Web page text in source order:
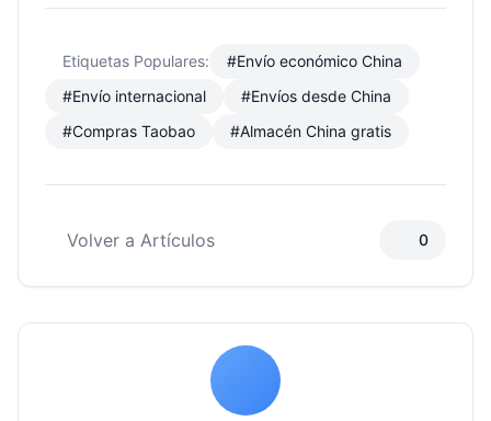
Etiquetas Populares:
#Envío económico China
#Envío internacional
#Envíos desde China
#Compras Taobao
#Almacén China gratis
Volver a Artículos 0